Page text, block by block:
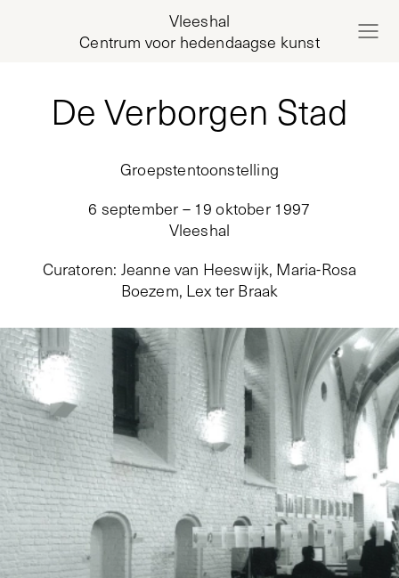
Vleeshal
Centrum voor hedendaagse kunst
De Verborgen Stad
Groepstentoonstelling
6 september – 19 oktober 1997
Vleeshal
Curatoren: Jeanne van Heeswijk, Maria-Rosa
Boezem, Lex ter Braak